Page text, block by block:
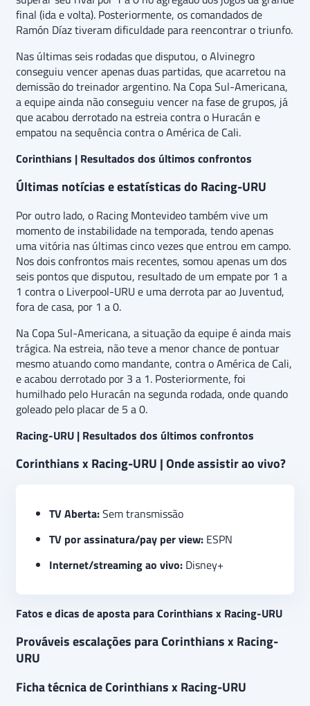
final (ida e volta). Posteriormente, os comandados de
Ramón Díaz tiveram dificuldade para reencontrar o triunfo.
Nas últimas seis rodadas que disputou, o Alvinegro
conseguiu vencer apenas duas partidas, que acarretou na
demissão do treinador argentino. Na Copa Sul-Americana,
a equipe ainda não conseguiu vencer na fase de grupos, já
que acabou derrotado na estreia contra o Huracán e
empatou na sequência contra o América de Cali.
Corinthians | Resultados dos últimos confrontos
Últimas notícias e estatísticas do Racing-URU
Por outro lado, o Racing Montevideo também vive um
momento de instabilidade na temporada, tendo apenas
uma vitória nas últimas cinco vezes que entrou em campo.
Nos dois confrontos mais recentes, somou apenas um dos
seis pontos que disputou, resultado de um empate por 1 a
1 contra o Liverpool-URU e uma derrota par ao Juventud,
fora de casa, por 1 a 0.
Na Copa Sul-Americana, a situação da equipe é ainda mais
trágica. Na estreia, não teve a menor chance de pontuar
mesmo atuando como mandante, contra o América de Cali,
e acabou derrotado por 3 a 1. Posteriormente, foi
humilhado pelo Huracán na segunda rodada, onde quando
goleado pelo placar de 5 a 0.
Racing-URU | Resultados dos últimos confrontos
Corinthians x Racing-URU | Onde assistir ao vivo?
TV Aberta:Sem transmissão
TV por assinatura/pay per view: ESPN
Internet/streaming ao vivo: Disney+
Fatos e dicas de aposta para Corinthians x Racing-URU
Prováveis escalações para Corinthians x Racing-
URU
Ficha técnica de Corinthians x Racing-URU